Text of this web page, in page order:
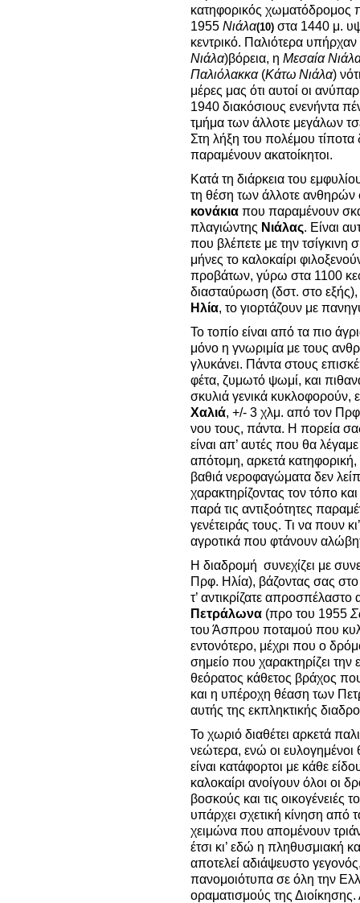
κατηφορικός χωματόδρομος
1955 Νιάλα(10) στα 1440 μ.
κεντρικό. Παλιότερα υπήρχαν
Νιάλα)βόρεια, η Μεσαία
Παλιόλακκα (Κάτω Νιάλα)
μέρες μας ότι αυτοί οι
1940 διακόσιους ενενήντα
τμήμα των άλλοτε μεγάλων
Στη λήξη του πολέμου τίποτα
παραμένουν ακατοίκητοι.
Κατά τη διάρκεια του
τη θέση των άλλοτε ανθηρών
κονάκια που παραμένουν
πλαγιώντης Νιάλας. Είναι
που βλέπετε με την τσίγκινη
μήνες το καλοκαίρι
προβάτων, γύρω στα 1100
διασταύρωση (δστ. στο
Ηλία, το γιορτάζουν με
Το τοπίο είναι από τα πιο
μόνο η γνωριμία με τους
γλυκάνει. Πάντα στους
φέτα, ζυμωτό ψωμί, και
σκυλιά γενικά κυκλοφορούν,
Χαλιά, +/- 3 χλμ. από τον
νου τους, πάντα. Η πορεία
είναι απ’ αυτές που θα
απότομη, αρκετά
βαθιά νεροφαγώματα δεν
χαρακτηρίζοντας τον τόπο
παρά τις αντιξοότητες
γενέτειράς τους. Τι να πουν
αγροτικά που φτάνουν
Η διαδρομή συνεχίζει με
Πρφ. Ηλία), βάζοντας σας
τ’ αντικρίζατε
Πετράλωνα (προ του 1955
του Άσπρου ποταμού που
εντονότερο, μέχρι που ο
σημείο που χαρακτηρίζει την
θεόρατος κάθετος βράχος
και η υπέροχη θέαση των
αυτής της εκπληκτικής
Το χωριό διαθέτει αρκετά
νεώτερα, ενώ οι ευλογημένοι
είναι κατάφορτοι με κάθε
καλοκαίρι ανοίγουν όλοι οι
βοσκούς και τις οικογένειές
υπάρχει σχετική κίνηση από
χειμώνα που απομένουν
έτσι κι’ εδώ η πληθυσμιακή
αποτελεί αδιάψευστο
πανομοιότυπα σε όλη την
οραματισμούς της